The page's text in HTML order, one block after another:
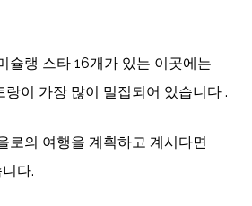
슐랭 스타 16개가 있는 이곳에는
이 가장 많이 밀집되어 있습니다 .
로의 여행을 계획하고 계시다면
다.